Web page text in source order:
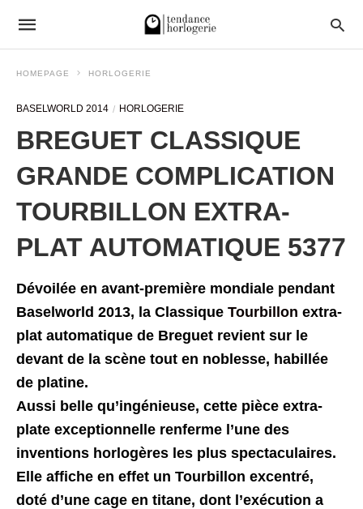
HOMEPAGE HORLOGERIE
BASELWORLD 2014 HORLOGERIE
BREGUET CLASSIQUE
GRANDE COMPLICATION
TOURBILLON EXTRA-
PLAT AUTOMATIQUE 5377
Dévoilée en avant-première mondiale pendant
Baselworld 2013, la Classique Tourbillon extra-
plat automatique de Breguet revient sur le
devant de la scène tout en noblesse, habillée
de platine.
Aussi belle qu’ingénieuse, cette pièce extra-
plate exceptionnelle renferme l’une des
inventions horlogères les plus spectaculaires.
Elle affiche en effet un Tourbillon excentré,
doté d’une cage en titane, dont l’exécution a